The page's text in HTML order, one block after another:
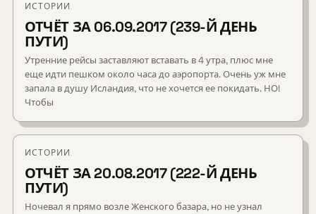
ИСТОРИИ
ОТЧЁТ ЗА 06.09.2017 (239-Й ДЕНЬ
ПУТИ)
Утренние рейсы заставляют вставать в 4 утра, плюс мне
еще идти пешком около часа до аэропорта. Очень уж мне
запала в душу Исландия, что не хочется ее покидать. НО!
Чтобы
ИСТОРИИ
ОТЧЁТ ЗА 20.08.2017 (222-Й ДЕНЬ
ПУТИ)
Ночевал я прямо возле Женского базара, но не узнал